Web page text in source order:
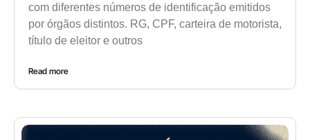
com diferentes números de identificação emitidos
por órgãos distintos. RG, CPF, carteira de motorista,
título de eleitor e outros
Read more